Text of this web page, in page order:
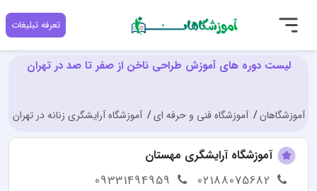
تعرفه تبلیغات
لیست دوره های آموزش طراحی ناخن از صفر تا صد در تهران
آموزشگاهان آموزشگاه فنی و حرفه ای آموزشگاه آرایشگری زنانه در تهران
آموزشگاه آرایشگری مهستان
02188075682
09331494959